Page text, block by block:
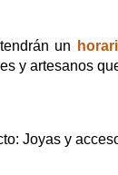
un
y artesanos
Joyas y